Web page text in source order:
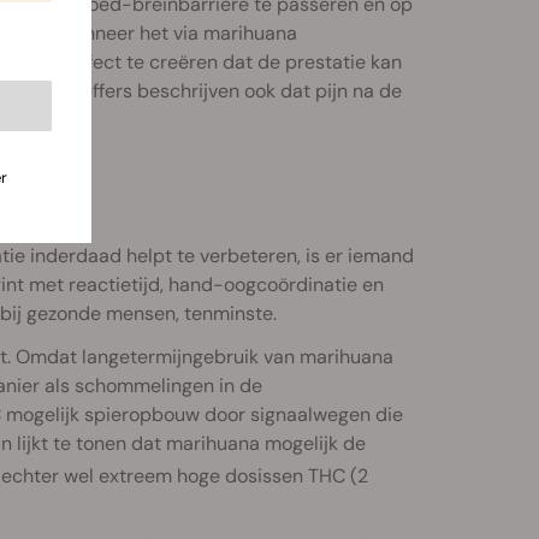
wanneer het via marihuana
een effect te creëren dat de prestatie kan
beschrijven ook dat pijn na de
inderdaad helpt te verbeteren, is er iemand
met reactietijd, hand-oogcoördinatie en
gezonde mensen, tenminste.
Omdat langetermijngebruik van marihuana
als schommelingen in de
spieropbouw door signaalwegen die
lijkt te tonen dat marihuana mogelijk de
wel extreem hoge dosissen THC (2